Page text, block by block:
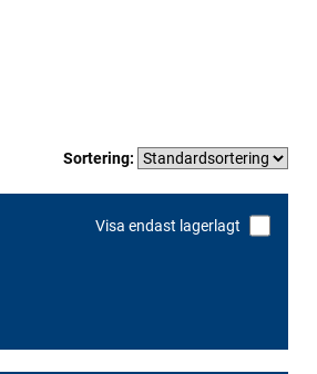
Sortering:
Visa endast lagerlagt